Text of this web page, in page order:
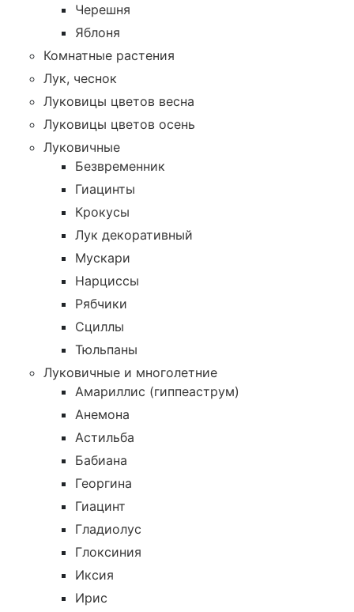
Черешня
Яблоня
Комнатные растения
Лук, чеснок
Луковицы цветов весна
Луковицы цветов осень
Луковичные
Безвременник
Гиацинты
Крокусы
Лук декоративный
Мускари
Нарциссы
Рябчики
Сциллы
Тюльпаны
Луковичные и многолетние
Амариллис (гиппеаструм)
Анемона
Астильба
Бабиана
Георгина
Гиацинт
Гладиолус
Глоксиния
Иксия
Ирис